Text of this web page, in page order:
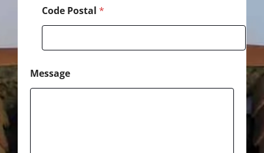
Code Postal *
Message